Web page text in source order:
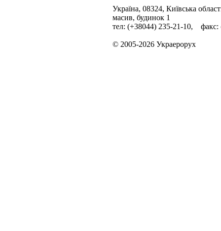
Україна, 08324, Київська
масив, будинок 1
тел: (+38044) 235-21-10, факс:
© 2005-2026 Украерорух